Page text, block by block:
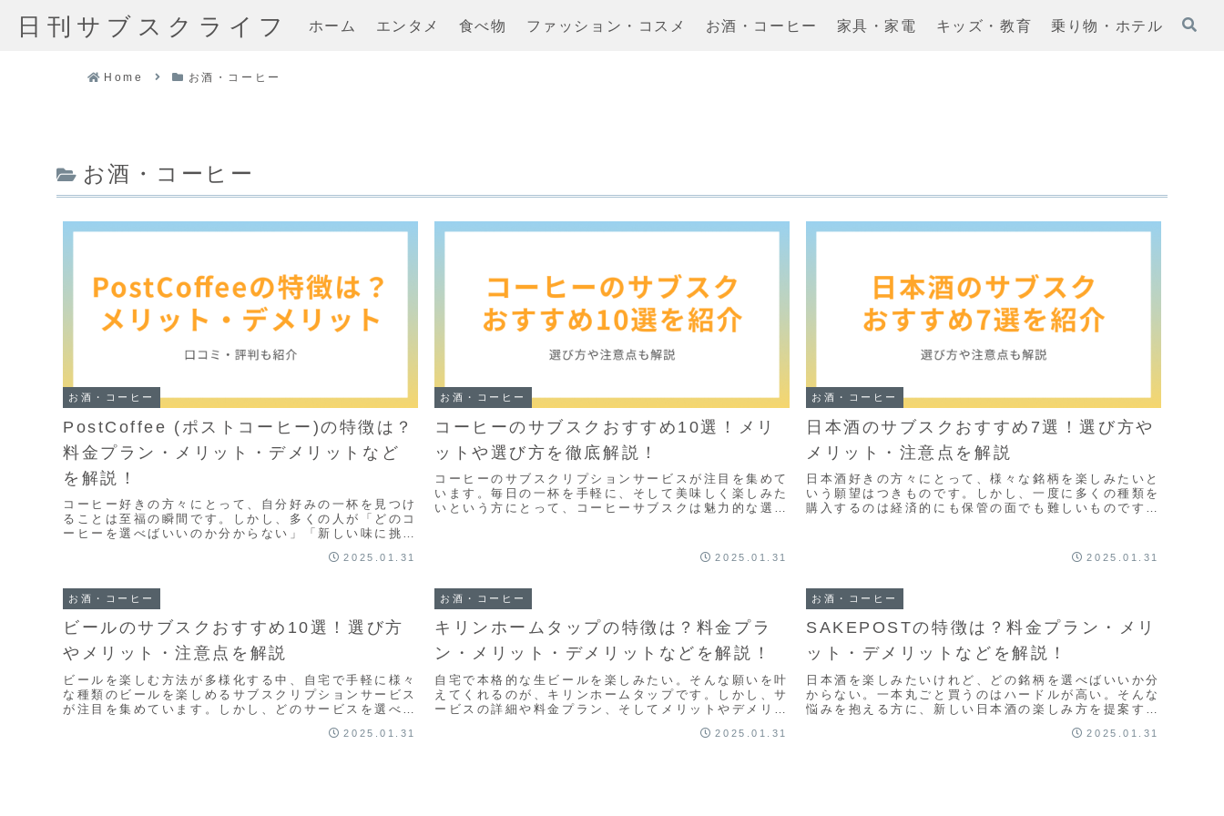
日刊サブスクライフ ホーム エンタメ 食べ物 ファッション・コスメ お酒・コーヒー 家具・家電 キッズ・教育 乗り物・ホテル
Home お酒・コーヒー
お酒・コーヒー
お酒・コーヒー
PostCoffee (ポストコーヒー)の特徴は？
料金プラン・メリット・デメリットなど
を解説！
コーヒー好きの方々にとって、自分好みの一杯を見つけ
ることは至福の瞬間です。しかし、多くの人が「どのコ
ーヒーを選べばいいのか分からない」「新しい味に挑戦
2025.01.31
お酒・コーヒー
コーヒーのサブスクおすすめ10選！メリ
ットや選び方を徹底解説！
コーヒーのサブスクリプションサービスが注目を集めて
います。毎日の一杯を手軽に、そして美味しく楽しみた
いという方にとって、コーヒーサブスクは魅力的な選択
2025.01.31
お酒・コーヒー
日本酒のサブスクおすすめ7選！選び方や
メリット・注意点を解説
日本酒好きの方々にとって、様々な銘柄を楽しみたいと
いう願望はつきものです。しかし、一度に多くの種類を
購入するのは経済的にも保管の面でも難しいものです。
2025.01.31
お酒・コーヒー
ビールのサブスクおすすめ10選！選び方
やメリット・注意点を解説
ビールを楽しむ方法が多様化する中、自宅で手軽に様々
な種類のビールを楽しめるサブスクリプションサービス
が注目を集めています。しかし、どのサービスを選べば
2025.01.31
お酒・コーヒー
キリンホームタップの特徴は？料金プラ
ン・メリット・デメリットなどを解説！
自宅で本格的な生ビールを楽しみたい。そんな願いを叶
えてくれるのが、キリンホームタップです。しかし、サ
ービスの詳細や料金プラン、そしてメリットやデメリッ
2025.01.31
お酒・コーヒー
SAKEPOSTの特徴は？料金プラン・メリ
ット・デメリットなどを解説！
日本酒を楽しみたいけれど、どの銘柄を選べばいいか分
からない。一本丸ごと買うのはハードルが高い。そんな
悩みを抱える方に、新しい日本酒の楽しみ方を提案する
2025.01.31